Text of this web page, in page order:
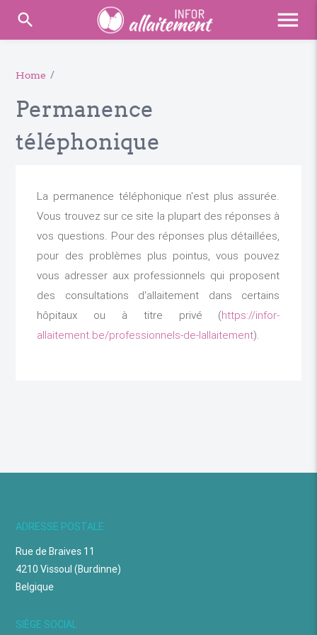
search menu
Home /
Permanence
téléphonique
La permanence téléphonique n'est plus assurée.
Vous trouvez sur ce site la plupart des réponses à
vos questions. Pour des réponses plus détaillées,
pour des problèmes plus pointus, vous pouvez
vous adresser aux professionnels qui proposent
des consultations d'allaitement dans certains
hôpitaux ou à titre privé (https://infor-
allaitement.be/professionnels-de-lallaitement).
ADRESSE POSTALE
Rue de Braives 11
4210 Vissoul (Burdinne)
Belgique
SIÈGE SOCIAL